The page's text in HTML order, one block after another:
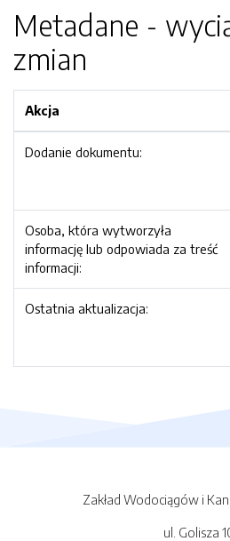
Metadane -
zmian
Akcja
Dodanie dokumentu:
Osoba, która wytworzyła
informację lub odpowiada za treść
informacji:
Ostatnia aktualizacja:
Zakład Wodociągów i
ul. Golisza